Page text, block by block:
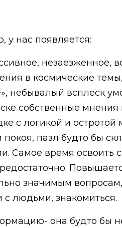
у нас появляется:
незаезженное,
в космические
небывалый всплеск
собственные
с логикой и остротой
пазл будто бы
время освоить
значимым
с людьми, знакомиться.
она будто бы